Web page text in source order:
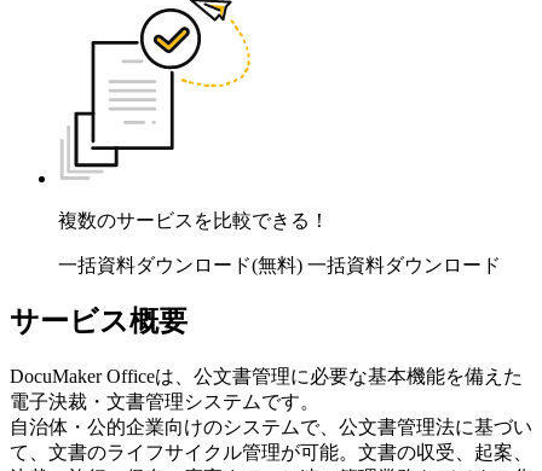
複数のサービスを比較できる！
一括資料ダウンロード(無料) 一括資料ダウンロード
サービス概要
DocuMaker Officeは、公文書管理に必要な基本機能を備えた
電子決裁・文書管理システムです。
自治体・公的企業向けのシステムで、公文書管理法に基づい
て、文書のライフサイクル管理が可能。文書の収受、起案、